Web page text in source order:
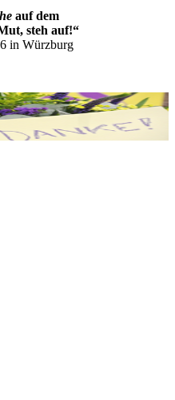
auf dem
steh auf!“
in Würzburg